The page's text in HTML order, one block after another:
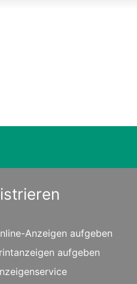
Anzeigen aufgeben
aufgeben